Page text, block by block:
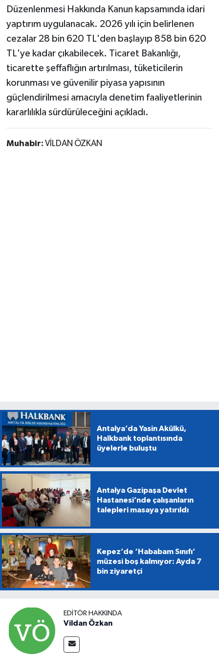
Düzenlenmesi Hakkında Kanun kapsamında idari
yaptırım uygulanacak. 2026 yılı için belirlenen
cezalar 28 bin 620 TL'den başlayıp 858 bin 620
TL'ye kadar çıkabilecek. Ticaret Bakanlığı,
ticarette şeffaflığın artırılması, tüketicilerin
korunması ve güvenilir piyasa yapısının
güçlendirilmesi amacıyla denetim faaliyetlerinin
kararlılıkla sürdürüleceğini açıkladı.
Muhabir: VİLDAN ÖZKAN
Antalya’da Yasin Akülkü,
Halkbank toplantısında
üyelerle buluştu
Antalya Gazipaşa Devlet
Hastanesi’nde çalışanların
talepleri masaya yatırıldı
Kepez’de ‘Hababam Sınıfı’
müzesi boş kalmıyor: Ayda 7
bin ziyaretçi
EDITÖR HAKKINDA
Vildan Özkan